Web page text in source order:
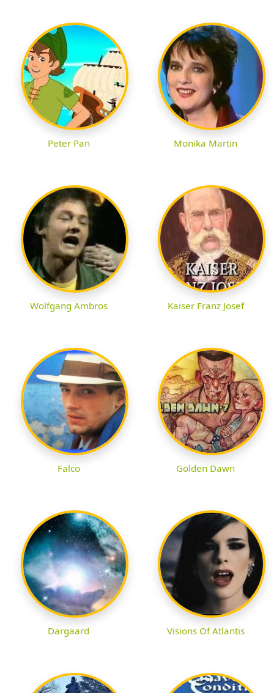
Peter Pan Monika Martin
Wolfgang Ambros Kaiser Franz Josef
Falco Golden Dawn
Dargaard Visions Of Atlantis